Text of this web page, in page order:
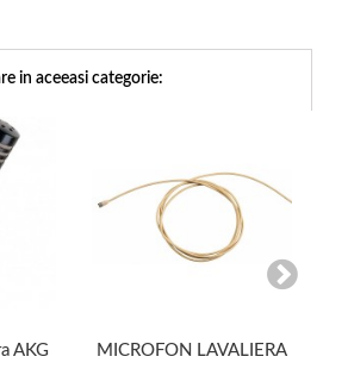
in aceeasi categorie:
AKG
MICROFON LAVALIERA